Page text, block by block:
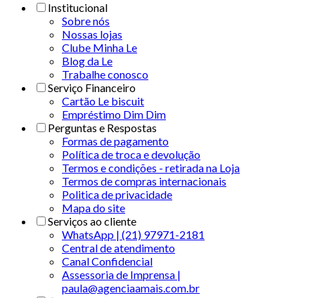
Institucional
Sobre nós
Nossas lojas
Clube Minha Le
Blog da Le
Trabalhe conosco
Serviço Financeiro
Cartão Le biscuit
Empréstimo Dim Dim
Perguntas e Respostas
Formas de pagamento
Política de troca e devolução
Termos e condições - retirada na Loja
Termos de compras internacionais
Politica de privacidade
Mapa do site
Serviços ao cliente
WhatsApp | (21) 97971-2181
Central de atendimento
Canal Confidencial
Assessoria de Imprensa |
paula@agenciaamais.com.br